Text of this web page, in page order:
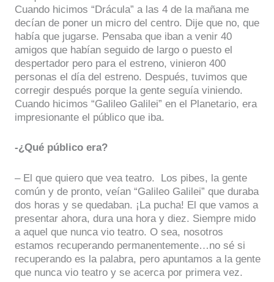
Cuando hicimos “Drácula” a las 4 de la mañana me
decían de poner un micro del centro. Dije que no, que
había que jugarse. Pensaba que iban a venir 40
amigos que habían seguido de largo o puesto el
despertador pero para el estreno, vinieron 400
personas el día del estreno. Después, tuvimos que
corregir después porque la gente seguía viniendo.
Cuando hicimos “Galileo Galilei” en el Planetario, era
impresionante el público que iba.
-¿Qué público era?
– El que quiero que vea teatro. Los pibes, la gente
común y de pronto, veían “Galileo Galilei” que duraba
dos horas y se quedaban. ¡La pucha! El que vamos a
presentar ahora, dura una hora y diez. Siempre mido
a aquel que nunca vio teatro. O sea, nosotros
estamos recuperando permanentemente…no sé si
recuperando es la palabra, pero apuntamos a la gente
que nunca vio teatro y se acerca por primera vez.